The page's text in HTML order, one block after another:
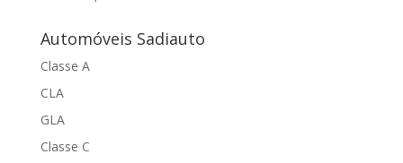
Automóveis Sadiauto
Classe A
CLA
GLA
Classe C